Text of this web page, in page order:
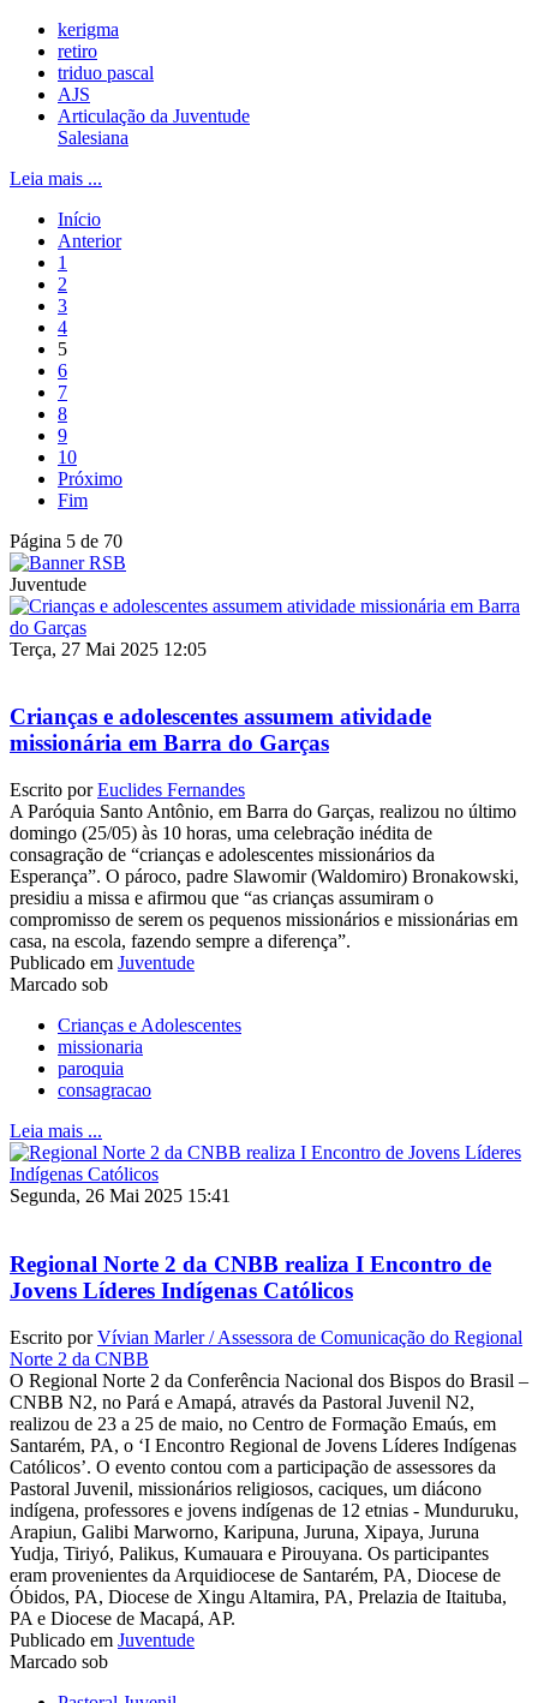
kerigma
retiro
triduo pascal
AJS
Articulação da Juventude
Salesiana
Leia mais ...
Início
Anterior
1
2
3
4
5
6
7
8
9
10
Próximo
Fim
Página 5 de 70
Juventude
Terça, 27 Mai 2025 12:05
Crianças e adolescentes assumem atividade
missionária em Barra do Garças
Escrito porEuclides Fernandes
A Paróquia Santo Antônio, em Barra do Garças, realizou no último
domingo (25/05) às 10 horas, uma celebração inédita de
consagração de “crianças e adolescentes missionários da
Esperança”. O pároco, padre Slawomir (Waldomiro) Bronakowski,
presidiu a missa e afirmou que “as crianças assumiram o
compromisso de serem os pequenos missionários e missionárias em
casa, na escola, fazendo sempre a diferença”.
Publicado em Juventude
Marcado sob
Crianças e Adolescentes
missionaria
paroquia
consagracao
Leia mais ...
Segunda, 26 Mai 2025 15:41
Regional Norte 2 da CNBB realiza I Encontro de
Jovens Líderes Indígenas Católicos
Escrito porVívian Marler / Assessora de Comunicação do Regional
Norte 2 da CNBB
O Regional Norte 2 da Conferência Nacional dos Bispos do Brasil –
CNBB N2, no Pará e Amapá, através da Pastoral Juvenil N2,
realizou de 23 a 25 de maio, no Centro de Formação Emaús, em
Santarém, PA, o ‘I Encontro Regional de Jovens Líderes Indígenas
Católicos’. O evento contou com a participação de assessores da
Pastoral Juvenil, missionários religiosos, caciques, um diácono
indígena, professores e jovens indígenas de 12 etnias - Munduruku,
Arapiun, Galibi Marworno, Karipuna, Juruna, Xipaya, Juruna
Yudja, Tiriyó, Palikus, Kumauara e Pirouyana. Os participantes
eram provenientes da Arquidiocese de Santarém, PA, Diocese de
Óbidos, PA, Diocese de Xingu Altamira, PA, Prelazia de Itaituba,
PA e Diocese de Macapá, AP.
Publicado em Juventude
Marcado sob